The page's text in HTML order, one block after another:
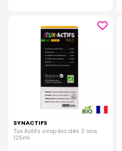
SYNACTIFS
Tux Actifs sirop bio dès 3 ans
125ml